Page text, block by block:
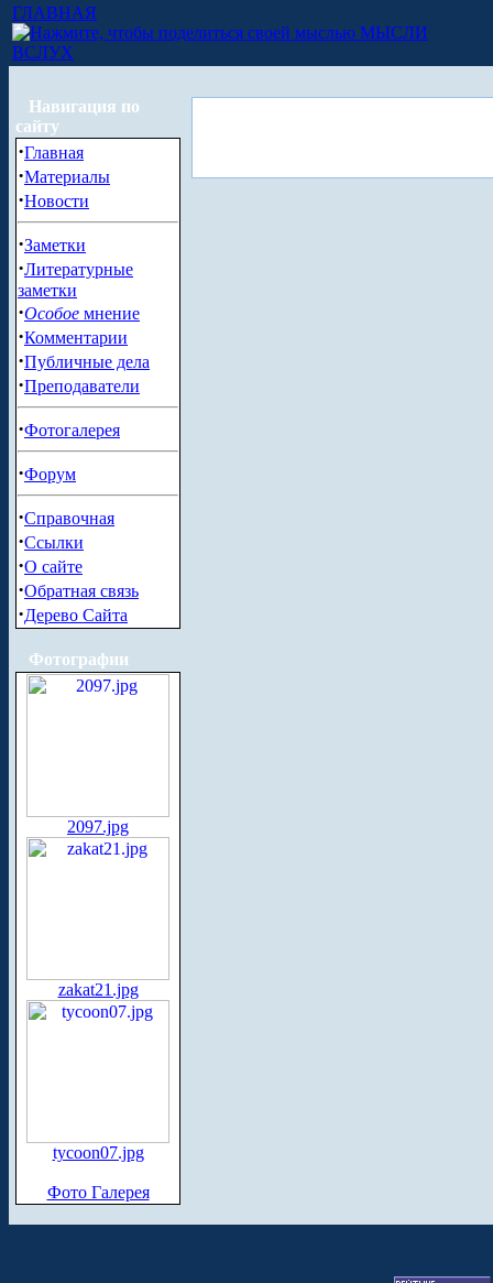
ГЛАВНАЯ
МЫСЛИ
ВСЛУХ
Навигация по
сайту
·Главная
·Материалы
·Новости
·Заметки
·Литературные
заметки
·Особое мнение
·Комментарии
·Публичные дела
·Преподаватели
·Фотогалерея
·Форум
·Справочная
·Ссылки
·О сайте
·Обратная связь
·Дерево Сайта
Фотографии
2097.jpg
zakat21.jpg
tycoon07.jpg
Фото Галерея